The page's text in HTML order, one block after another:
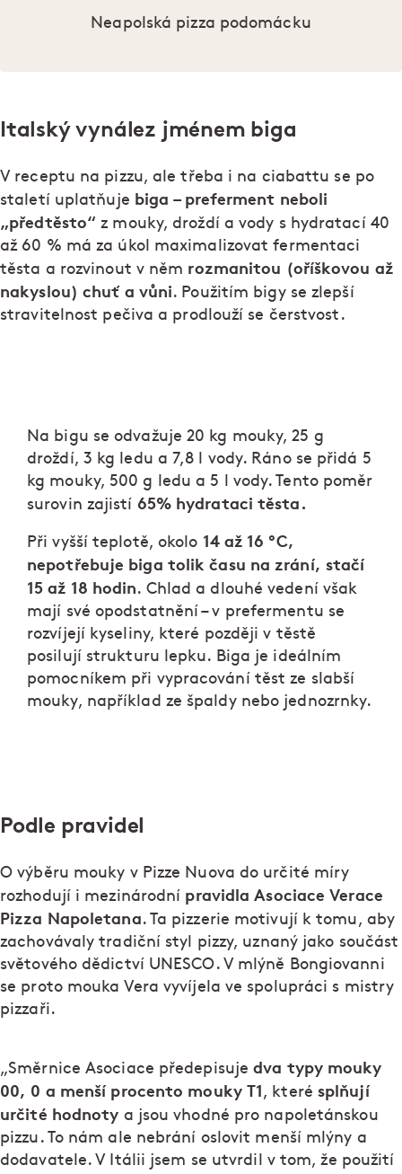
Neapolská pizza podomácku
Italský vynález jménem biga
V receptu na pizzu, ale třeba i na ciabattu se po
staletí uplatňuje biga – preferment neboli
„předtěsto“z mouky, droždí a vody s hydratací 40
až 60 % má za úkol maximalizovat fermentaci
těsta a rozvinout v něm rozmanitou (oříškovou až
nakyslou) chuť a vůni. Použitím bigy se zlepší
stravitelnost pečiva a prodlouží se čerstvost.
Na bigu se odvažuje 20 kg mouky, 25 g
droždí, 3 kg ledu a 7,8 l vody. Ráno se přidá 5
kg mouky, 500 g ledu a 5 l vody. Tento poměr
surovin zajistí 65% hydrataci těsta.
Při vyšší teplotě, okolo 14 až 16 °C,
nepotřebuje biga tolik času na zrání, stačí
15 až 18 hodin. Chlad a dlouhé vedení však
mají své opodstatnění – v prefermentu se
rozvíjejí kyseliny, které později v těstě
posilují strukturu lepku. Biga je ideálním
pomocníkem při vypracování těst ze slabší
mouky, například ze špaldy nebo jednozrnky.
Podle pravidel
O výběru mouky v Pizze Nuova do určité míry
rozhodují i mezinárodní pravidla Asociace Verace
Pizza Napoletana. Ta pizzerie motivují k tomu, aby
zachovávaly tradiční styl pizzy, uznaný jako součást
světového dědictví UNESCO. V mlýně Bongiovanni
se proto mouka Vera vyvíjela ve spolupráci s mistry
pizzaři.
„Směrnice Asociace předepisujedva typy mouky
00, 0 a menší procento mouky T1, které splňují
určité hodnoty a jsou vhodné pro napoletánskou
pizzu. To nám ale nebrání oslovit menší mlýny a
dodavatele. V Itálii jsem se utvrdil v tom, že použití